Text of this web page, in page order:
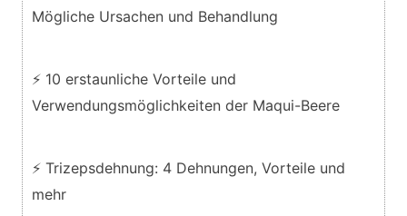
Mögliche Ursachen und Behandlung
⚡ 10 erstaunliche Vorteile und
Verwendungsmöglichkeiten der Maqui-Beere
⚡ Trizepsdehnung: 4 Dehnungen, Vorteile und
mehr